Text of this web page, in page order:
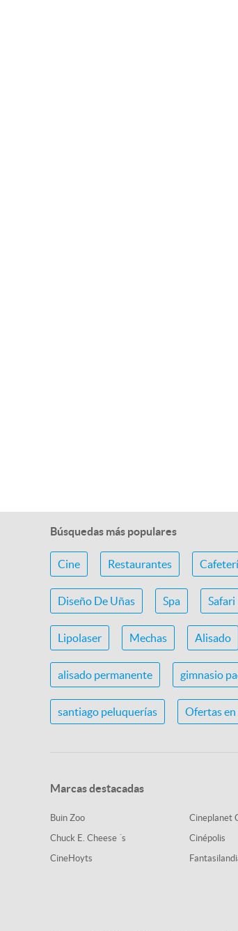
Búsquedas más populares
Cine Restaurantes
Diseño De Uñas Spa Safari
Lipolaser Mechas Alisado
alisado permanente gimnasio
santiago peluquerías Ofertas
Marcas destacadas
Buin Zoo
Chuck E. Cheese ´s
CineHoyts
Cineplanet
Cinépolis